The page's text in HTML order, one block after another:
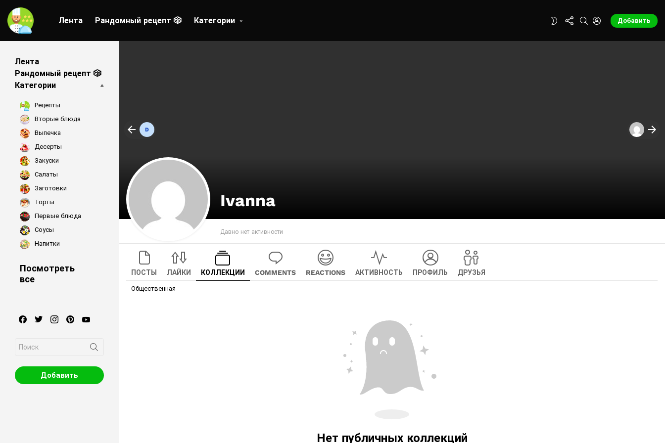
Лента Рандомный рецепт 🎲 Категории
SWITCH
SEARCHLOGIN Добавить
Ivanna
Давно нет активности
ПОСТЫ ЛАЙКИ КОЛЛЕКЦИИ COMMENTS REACTIONS АКТИВНОСТЬ ПРОФИЛЬ ДРУЗЬЯ
Общественная
Нет публичных коллекций
Лента
Рандомный рецепт 🎲
Категории
Рецепты
Вторые блюда
Выпечка
Десерты
Закуски
Салаты
Заготовки
Торты
Первые блюда
Соусы
Напитки
Посмотреть
все
facebooktwitterinstagrampinterest
for:
Добавить